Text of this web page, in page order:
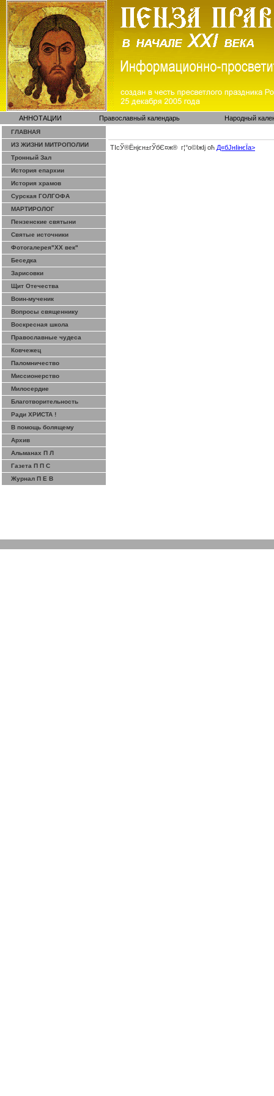
АННОТАЦИИ Православный календарь Народный
ГЛАВНАЯ
ИЗ ЖИЗНИ МИТРОПОЛИИ
Тронный Зал
История епархии
История храмов
Сурская ГОЛГОФА
МАРТИРОЛОГ
Пензенские святыни
Святые источники
Фотогалерея"ХХ век"
Беседка
Зарисовки
Щит Отечества
Воин-мученик
Вопросы священнику
Воскресная школа
Православные чудеса
Ковчежец
Паломничество
Миссионерство
Милосердие
Благотворительность
Ради ХРИСТА !
В помощь болящему
Архив
Альманах П Л
Газета П П С
Журнал П Е В
ТІсЎ®Ёнјєн±­гЎ­бЄ¤ж® г¦°о©ІжІј оћ Д«бЈ­нІінєЇa>